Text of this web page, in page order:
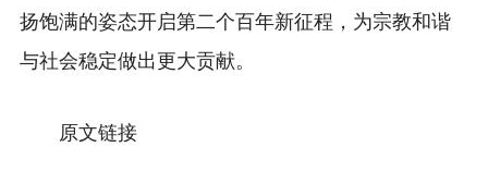
扬饱满的姿态开启第二个百年新征程，为宗教和谐
与社会稳定做出更大贡献。
原文链接